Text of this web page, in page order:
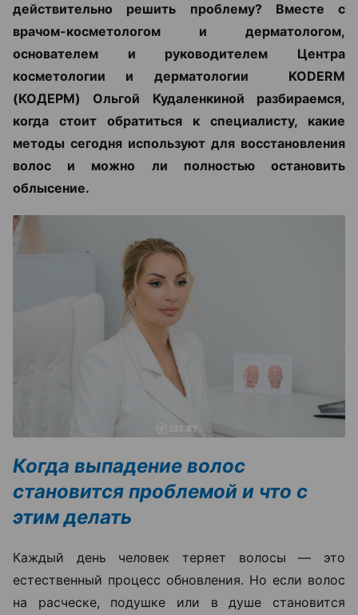
действительно решить проблему? Вместе с
врачом-косметологом и дерматологом,
основателем и руководителем Центра
косметологии и дерматологии KODERM
(КОДЕРМ) Ольгой Кудаленкиной разбираемся,
когда стоит обратиться к специалисту, какие
методы сегодня используют для восстановления
волос и можно ли полностью остановить
облысение.
Когда выпадение волос
становится проблемой и что с
этим делать
Каждый день человек теряет волосы — это
естественный процесс обновления. Но если волос
на расческе, подушке или в душе становится